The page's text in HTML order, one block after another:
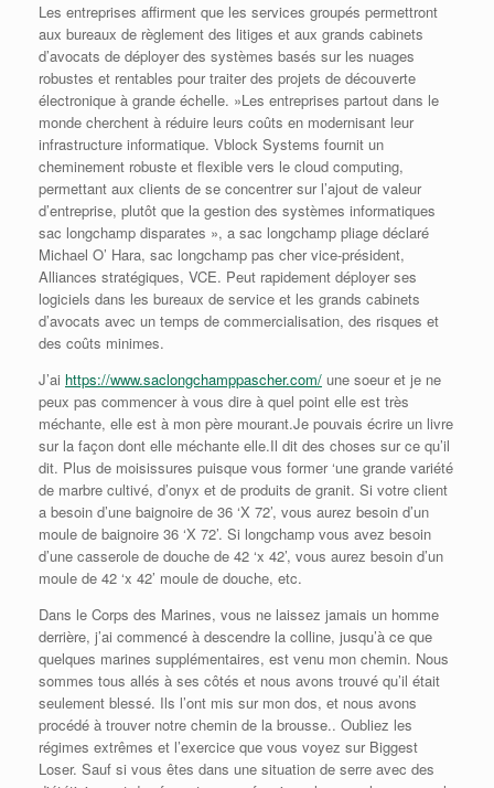
Les entreprises affirment que les services groupés permettront
aux bureaux de règlement des litiges et aux grands cabinets
d’avocats de déployer des systèmes basés sur les nuages ​​
robustes et rentables pour traiter des projets de découverte
électronique à grande échelle. »Les entreprises partout dans le
monde cherchent à réduire leurs coûts en modernisant leur
infrastructure informatique. Vblock Systems fournit un
cheminement robuste et flexible vers le cloud computing,
permettant aux clients de se concentrer sur l’ajout de valeur
d’entreprise, plutôt que la gestion des systèmes informatiques
sac longchamp disparates », a sac longchamp pliage déclaré
Michael O’ Hara, sac longchamp pas cher vice-président,
Alliances stratégiques, VCE. Peut rapidement déployer ses
logiciels dans les bureaux de service et les grands cabinets
d’avocats avec un temps de commercialisation, des risques et
des coûts minimes.
J’ai https://www.saclongchamppascher.com/ une soeur et je ne
peux pas commencer à vous dire à quel point elle est très
méchante, elle est à mon père mourant.Je pouvais écrire un livre
sur la façon dont elle méchante elle.Il dit des choses sur ce qu’il
dit. Plus de moisissures puisque vous former ‘une grande variété
de marbre cultivé, d’onyx et de produits de granit. Si votre client
a besoin d’une baignoire de 36 ‘X 72’, vous aurez besoin d’un
moule de baignoire 36 ‘X 72’. Si longchamp vous avez besoin
d’une casserole de douche de 42 ‘x 42’, vous aurez besoin d’un
moule de 42 ‘x 42’ moule de douche, etc.
Dans le Corps des Marines, vous ne laissez jamais un homme
derrière, j’ai commencé à descendre la colline, jusqu’à ce que
quelques marines supplémentaires, est venu mon chemin. Nous
sommes tous allés à ses côtés et nous avons trouvé qu’il était
seulement blessé. Ils l’ont mis sur mon dos, et nous avons
procédé à trouver notre chemin de la brousse.. Oubliez les
régimes extrêmes et l’exercice que vous voyez sur Biggest
Loser. Sauf si vous êtes dans une situation de serre avec des